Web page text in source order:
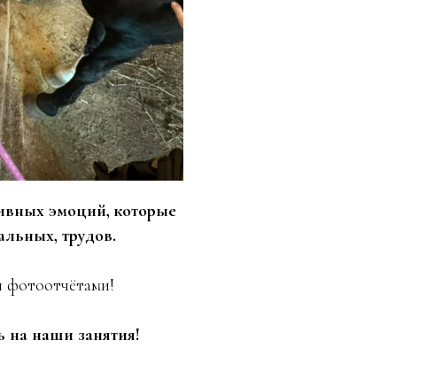
эмоций, которые
трудов.
фотоотчётами!
на наши занятия!